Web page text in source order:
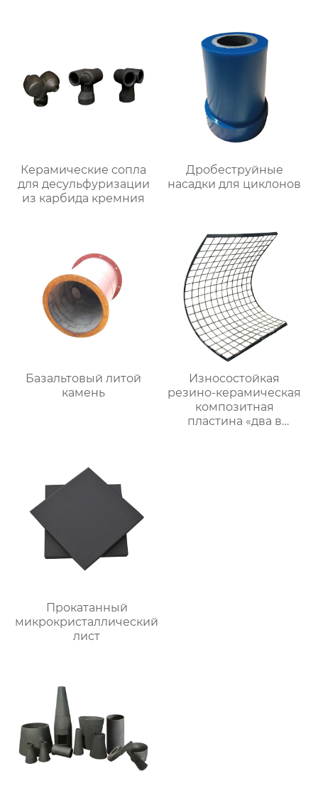
Керамические сопла
для десульфуризации
из карбида кремния
Дробеструйные
насадки для циклонов
Базальтовый литой
камень
Износостойкая
резино-керамическая
композитная
пластина «два в
Прокатанный
микрокристаллический
лист